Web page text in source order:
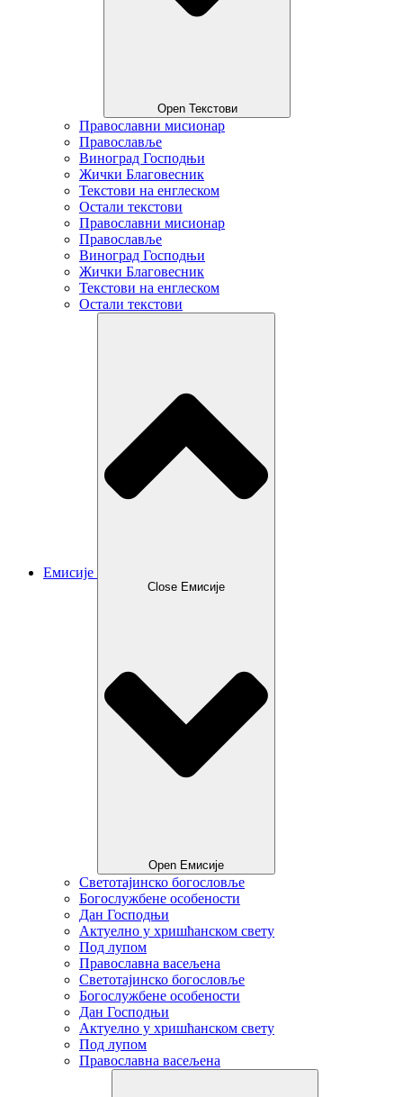
Open Текстови
Православни мисионар
Православље
Виноград Господњи
Жички Благовесник
Текстови на енглеском
Остали текстови
Православни мисионар
Православље
Виноград Господњи
Жички Благовесник
Текстови на енглеском
Остали текстови
Емисије
Close Емисије
Open Емисије
Светотајинско богословље
Богослужбене особености
Дан Господњи
Актуелно у хришћанском свету
Под лупом
Православна васељена
Светотајинско богословље
Богослужбене особености
Дан Господњи
Актуелно у хришћанском свету
Под лупом
Православна васељена